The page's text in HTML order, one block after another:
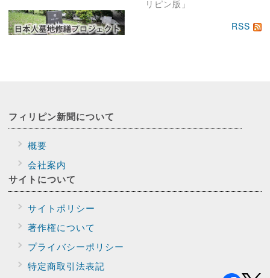
リピン版」
RSS
フィリピン新聞について
概要
会社案内
サイトについて
サイトポリシー
著作権について
プライバシーポリシー
特定商取引法表記